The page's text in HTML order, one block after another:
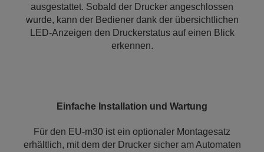
ausgestattet. Sobald der Drucker angeschlossen
wurde, kann der Bediener dank der übersichtlichen
LED-Anzeigen den Druckerstatus auf einen Blick
erkennen.
Einfache Installation und Wartung
Für den EU-m30 ist ein optionaler Montagesatz
erhältlich, mit dem der Drucker sicher am Automaten